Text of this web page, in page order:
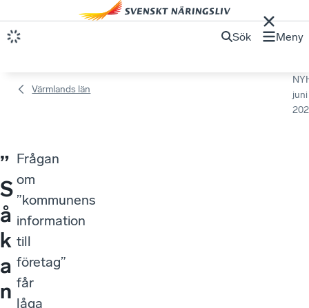
Sök Meny
Värmlands län
juni
”
S
å
k
a
n
Frågan
om
”kommunens
information
till
företag”
får
låga